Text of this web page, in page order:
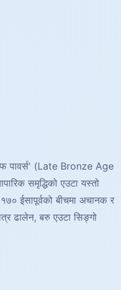
पावर्स' (Late Bronze Age
समृद्धिको एउटा यस्तो
ईसापूर्वको बीचमा अचानक र
ढालेन, बरु एउटा सिङ्गो